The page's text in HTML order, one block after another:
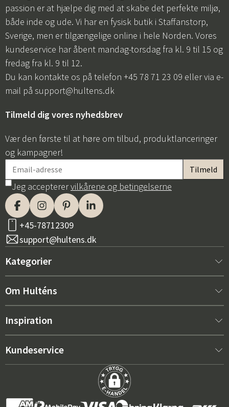
passion er at hjælpe dig med at skabe det perfekte miljø,
både inde og ude. Vi har en fysisk butik i Staffanstorp,
Sverige, men er tilgængelige online i hele Norden. Vores
kundeservice har åbent mandag-torsdag fra kl. 9 til 15 og
fredag fra kl. 9 til 12.
Du kan kontakte os på telefon +45 78 71 23 09 eller via e-
mail på support@hultens.dk
Tilmeld dig vores nyhedsbrev
Vær den første til at høre om tilbud, produktlanceringer
og kampagner!
Jeg accepterervilkårene og betingelserne
+45-78712309
support@hultens.dk
Kategorier
Nyt hos os
Indretning
Om Hulténs
Om Hulténs
Salgsafdeling
Inspiration
Bestsellere
De rigtige hynder til maksimal komfort – sådan vælger du
Kundeservice
Købsbetingelser